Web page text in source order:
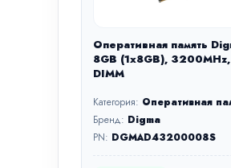
Оперативная память
8GB (1x8GB),
DIMM
Категория: Оперативная
Бренд: Digma
PN: DGMAD43200008S